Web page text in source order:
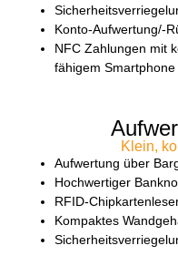
Konto-Aufwertung/-
NFC Zahlungen mit
fähigem
Klein,
Aufwertung über
Hochwertiger
RFID-
Kompaktes